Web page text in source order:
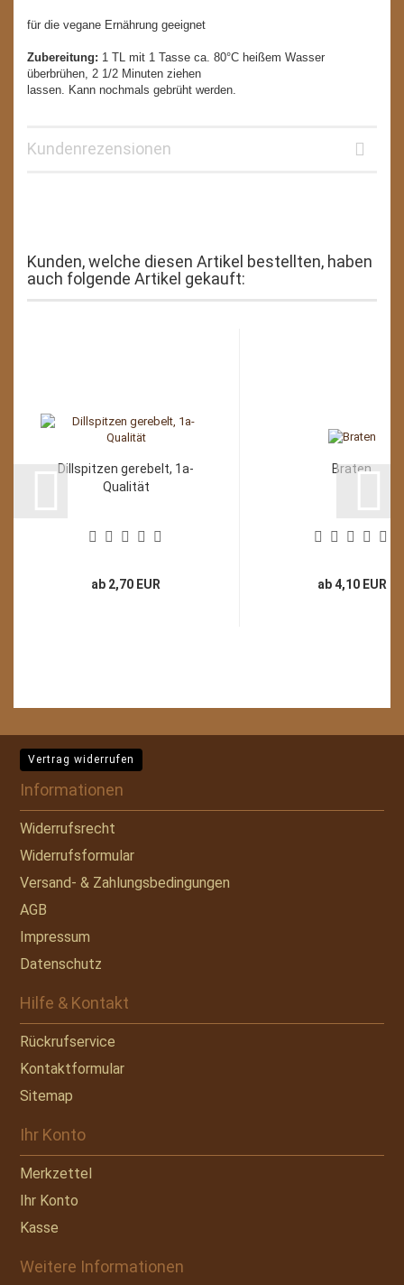
für die vegane Ernährung geeignet
Zubereitung: 1 TL mit 1 Tasse ca. 80°C heißem Wasser
überbrühen, 2 1/2 Minuten ziehen
lassen. Kann nochmals gebrüht werden.
Kundenrezensionen
Kunden, welche diesen Artikel bestellten, haben
auch folgende Artikel gekauft:
Dillspitzen gerebelt, 1a-
Qualität
ab 2,70 EUR
Braten
ab 4,10 EUR
Vertrag widerrufen
Informationen
Widerrufsrecht
Widerrufsformular
Versand- & Zahlungsbedingungen
AGB
Impressum
Datenschutz
Hilfe & Kontakt
Rückrufservice
Kontaktformular
Sitemap
Ihr Konto
Merkzettel
Ihr Konto
Kasse
Weitere Informationen